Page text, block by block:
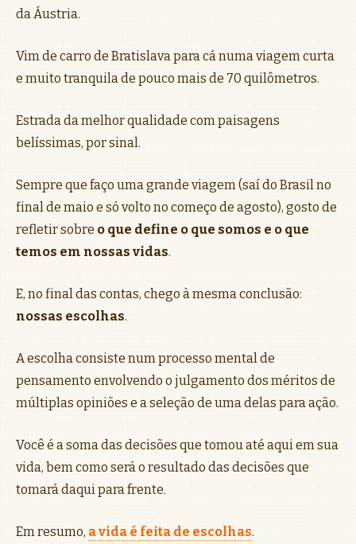
da Áustria.
Vim de carro de Bratislava para cá numa viagem curta
e muito tranquila de pouco mais de 70 quilômetros.
Estrada da melhor qualidade com paisagens
belíssimas, por sinal.
Sempre que faço uma grande viagem (saí do Brasil no
final de maio e só volto no começo de agosto), gosto de
refletir sobre o que define o que somos e o que
temos em nossas vidas.
E, no final das contas, chego à mesma conclusão:
nossas escolhas.
A escolha consiste num processo mental de
pensamento envolvendo o julgamento dos méritos de
múltiplas opiniões e a seleção de uma delas para ação.
Você é a soma das decisões que tomou até aqui em sua
vida, bem como será o resultado das decisões que
tomará daqui para frente.
Em resumo, a vida é feita de escolhas.